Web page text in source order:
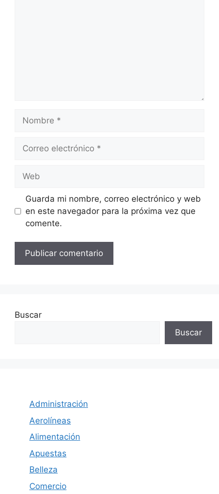
electrónico
Guarda mi nombre, correo electrónico y web
en este navegador para la próxima vez que
comente.
Buscar
Buscar
Administración
Aerolíneas
Alimentación
Apuestas
Belleza
Comercio